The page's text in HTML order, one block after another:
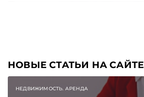
НОВЫЕ СТАТЬИ НА САЙТЕ
НЕДВИЖИМОСТЬ. АРЕНДА